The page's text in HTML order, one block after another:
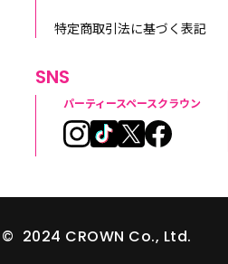
特定商取引法に基づく表記
SNS
パーティースペースクラウン
© 2024 CROWN Co., Ltd.